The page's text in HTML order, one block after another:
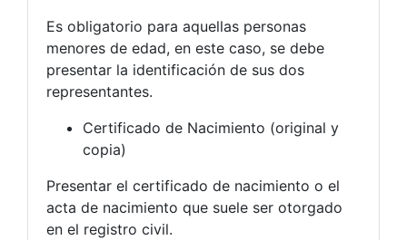
Es obligatorio para aquellas personas
menores de edad, en este caso, se debe
presentar la identificación de sus dos
representantes.
Certificado de Nacimiento (original y
copia)
Presentar el certificado de nacimiento o el
acta de nacimiento que suele ser otorgado
en el registro civil.